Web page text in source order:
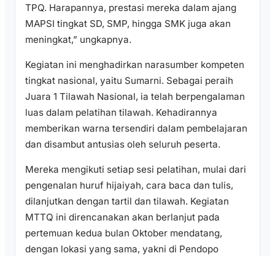
TPQ. Harapannya, prestasi mereka dalam ajang
MAPSI tingkat SD, SMP, hingga SMK juga akan
meningkat,” ungkapnya.
Kegiatan ini menghadirkan narasumber kompeten
tingkat nasional, yaitu Sumarni. Sebagai peraih
Juara 1 Tilawah Nasional, ia telah berpengalaman
luas dalam pelatihan tilawah. Kehadirannya
memberikan warna tersendiri dalam pembelajaran
dan disambut antusias oleh seluruh peserta.
Mereka mengikuti setiap sesi pelatihan, mulai dari
pengenalan huruf hijaiyah, cara baca dan tulis,
dilanjutkan dengan tartil dan tilawah. Kegiatan
MTTQ ini direncanakan akan berlanjut pada
pertemuan kedua bulan Oktober mendatang,
dengan lokasi yang sama, yakni di Pendopo